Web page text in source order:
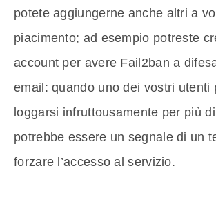
potete aggiungerne anche altri a
piacimento; ad esempio potreste
account per avere Fail2ban a
email: quando uno dei vostri utenti
loggarsi infruttousamente per più
potrebbe essere un segnale di un
forzare l’accesso al servizio.